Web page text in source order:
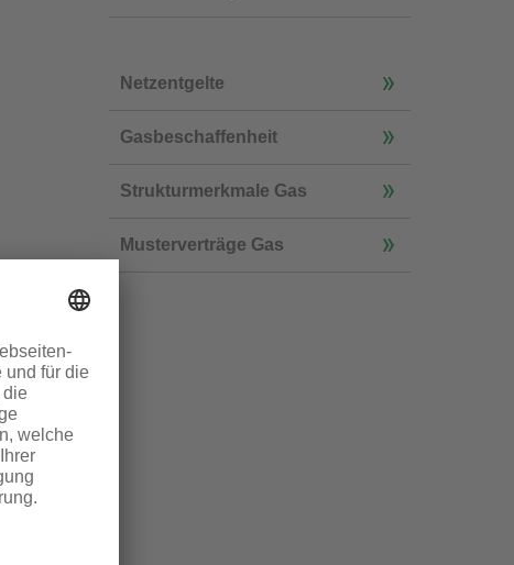
Netzentgelte
Gasbeschaffenheit
Strukturmerkmale Gas
Musterverträge Gas